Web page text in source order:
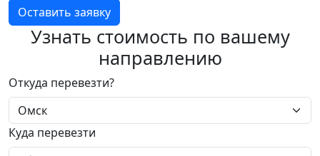
Оставить заявку
Узнать стоимость по вашему
направлению
Откуда перевезти?
Куда перевезти